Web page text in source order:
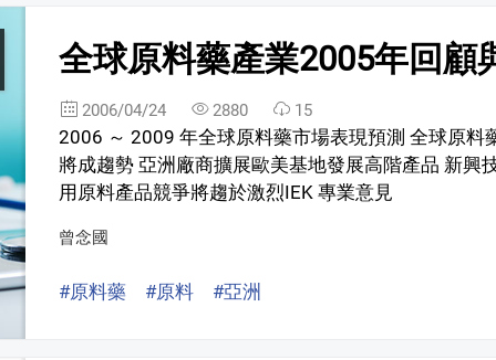
全球原料藥產業2005年回顧
2006/04/24 2880 15
2006 ～ 2009 年全球原料藥市場表現預測 全球原料
將成趨勢 亞洲廠商擴展歐美基地發展高階產品 新興
用原料產品競爭將趨於激烈IEK 專業意見
曾念國
#原料藥 #原料 #亞洲